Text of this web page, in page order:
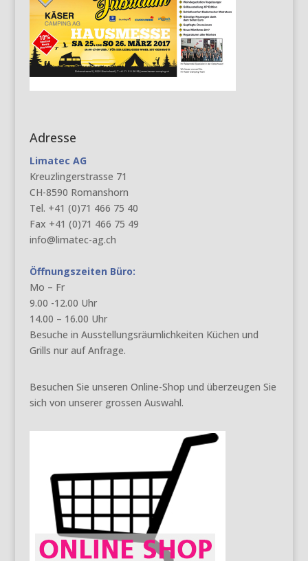
Adresse
Limatec AG
Kreuzlingerstrasse 71
CH-8590 Romanshorn
Tel. +41 (0)71 466 75 40
Fax +41 (0)71 466 75 49
info@limatec-ag.ch
Öffnungszeiten Büro:
Mo – Fr
9.00 -12.00 Uhr
14.00 – 16.00 Uhr
Besuche in Ausstellungsräumlichkeiten Küchen und
Grills nur auf Anfrage.
Besuchen Sie unseren Online-Shop und überzeugen Sie
sich von unserer grossen Auswahl.